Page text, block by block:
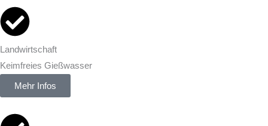
Landwirtschaft
Keimfreies Gießwasser
Mehr Infos